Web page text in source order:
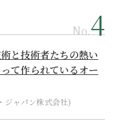
No.
と技術者たちの熱い
て作られているオー
ジャパン株式会社)